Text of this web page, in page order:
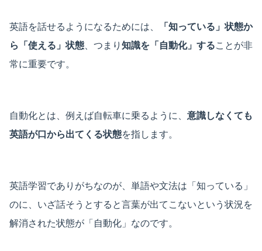
英語を話せるようになるためには、
「知っている」状態か
ら「使える」状態 、つまり 知識を「自動化」することが非
常に重要です。
自動化とは、例えば自転車に乗るように、 意識しなくても
英語が口から出てくる状態を指します。
英語学習でありがちなのが、単語や文法は「知っている」
のに、いざ話そうとすると言葉が出てこないという状況を
解消された状態が「自動化」なのです。